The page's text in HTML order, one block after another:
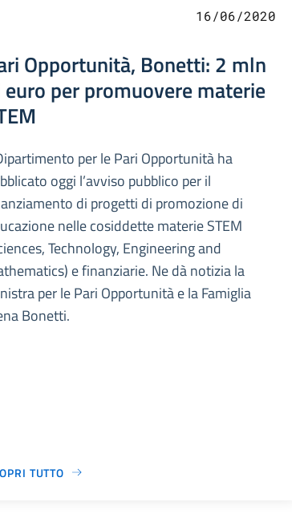
16/06/2020
Opportunità, Bonetti: 2 mln
euro per promuovere materie
per le Pari Opportunità ha
oggi l’avviso pubblico per il
di progetti di promozione di
nelle cosiddette materie STEM
Technology, Engineering and
e finanziarie. Ne dà notizia la
per le Pari Opportunità e la Famiglia
Bonetti.
TUTTO